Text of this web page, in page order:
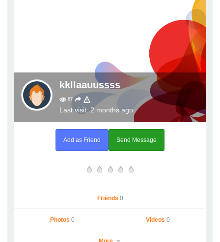
kkllaauussss
67
Last visit: 2 months ago
Add as Friend Send Message
Friends 0
Photos 0 Videos 0